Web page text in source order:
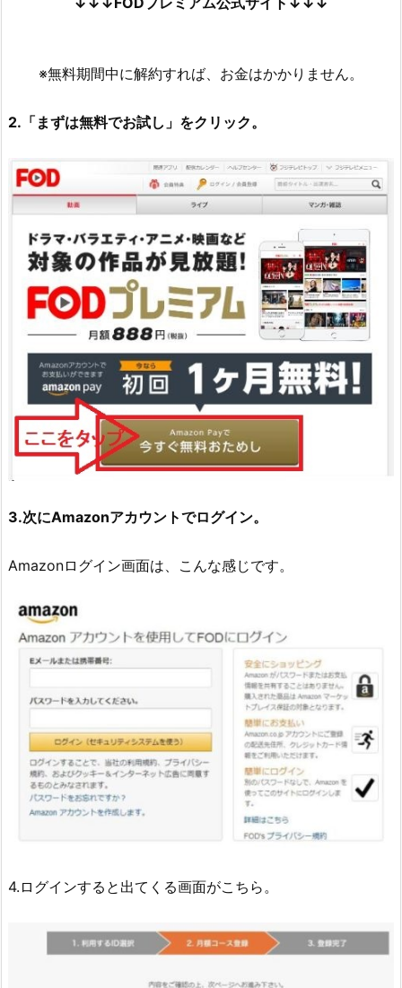
※無料期間中に解約すれば、お金はかかりません。
2.「まずは無料でお試し」をクリック。
3.次にAmazonアカウントでログイン。
Amazonログイン画面は、こんな感じです。
4.ログインすると出てくる画面がこちら。